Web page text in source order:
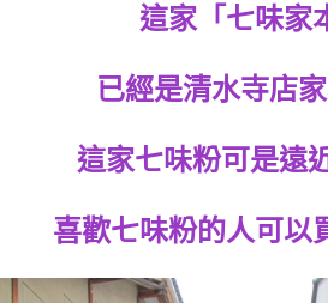
這家「七味家
已經是清水寺店
這家七味粉可是遠
喜歡七味粉的人可以